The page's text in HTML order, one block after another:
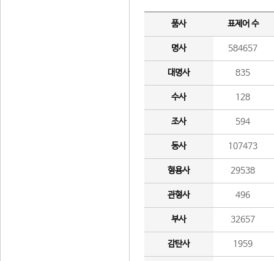
품사 표제어 수
명사 584657
대명사 835
수사 128
조사 594
동사 107473
형용사 29538
관형사 496
부사 32657
감탄사 1959